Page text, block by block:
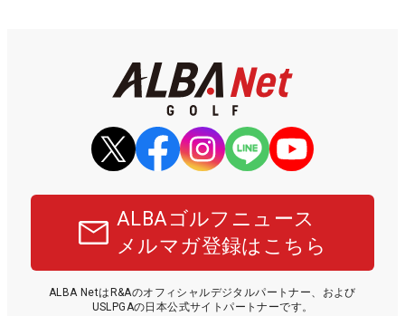
ALBAゴルフニュース
メルマガ登録はこちら
ALBA NetはR&Aのオフィシャルデジタルパートナー、および
USLPGAの日本公式サイトパートナーです。